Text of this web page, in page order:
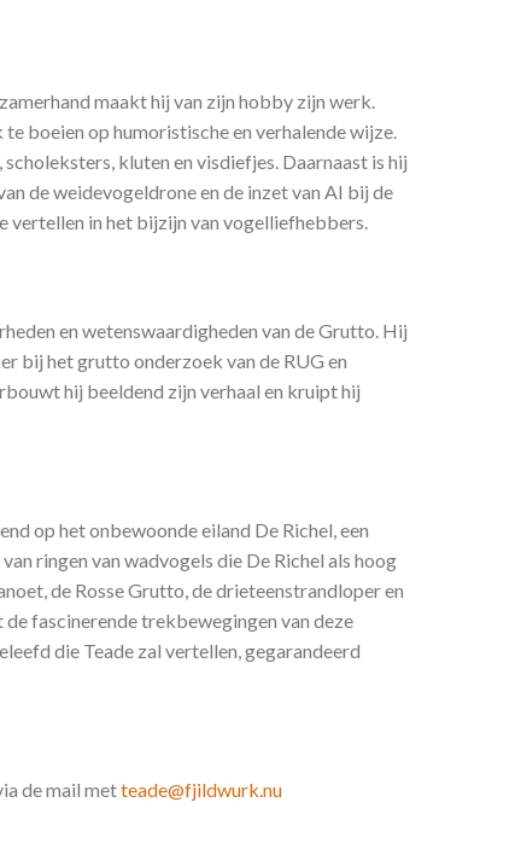
maakt hij van zijn hobby zijn werk.
boeien op humoristische en verhalende wijze.
kluten en visdiefjes. Daarnaast is hij
de weidevogeldrone en de inzet van AI bij de
vertellen in het bijzijn van vogelliefhebbers.
en wetenswaardigheden van de Grutto. Hij
bij het grutto onderzoek van de RUG en
hij beeldend zijn verhaal en kruipt hij
op het onbewoonde eiland De Richel, een
ringen van wadvogels die De Richel als hoog
de Rosse Grutto, de drieteenstrandloper en
de fascinerende trekbewegingen van deze
die Teade zal vertellen, gegarandeerd
de mail metteade@fjildwurk.nu